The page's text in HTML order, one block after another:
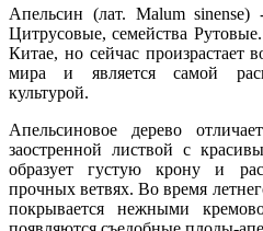
Апельсин (лат. Malum sinense)
Цитрусовые, семейства
Китае, но сейчас произрастает
мира и является самой
культурой.
Апельсиновое дерево
заостренной листвой с
образует густую крону и
прочных ветвях. Во время
покрывается нежными